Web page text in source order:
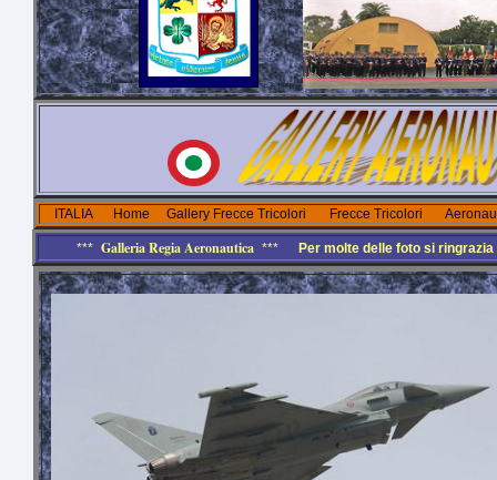
ITALIA Home Gallery Frecce Tricolori Frecce Tricolori
*** Galleria Regia Aeronautica *** Per molte delle foto si